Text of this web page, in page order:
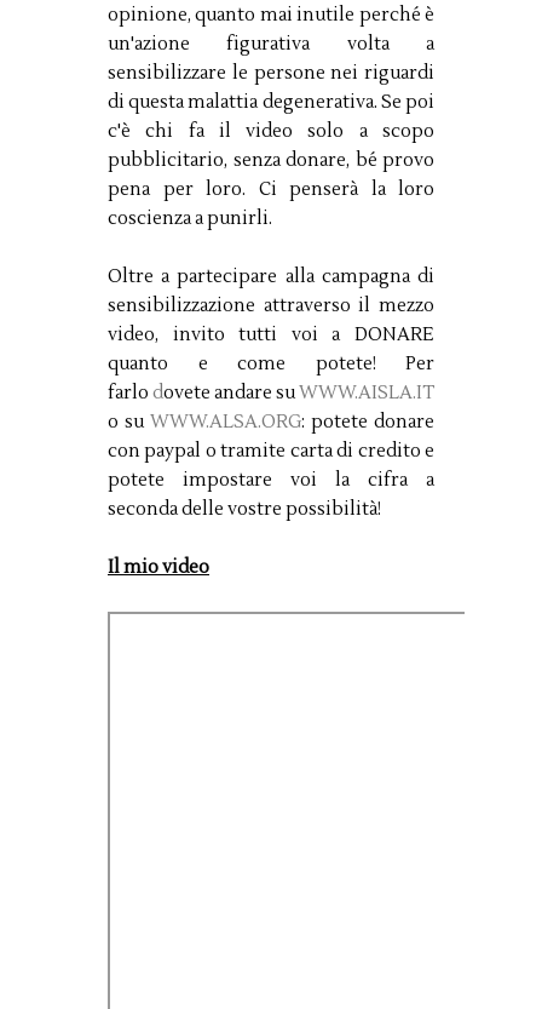
opinione, quanto mai inutile perché è
un'azione figurativa volta a
sensibilizzare le persone nei riguardi
di questa malattia degenerativa. Se poi
c'è chi fa il video solo a scopo
pubblicitario, senza donare, bé provo
pena per loro. Ci penserà la loro
coscienza a punirli.
Oltre a partecipare alla campagna di
sensibilizzazione attraverso il mezzo
video, invito tutti voi a DONARE
quanto e come potete! Per
farlo dovete andare suWWW.AISLA.IT
o su WWW.ALSA.ORG: potete donare
con paypal o tramite carta di credito e
potete impostare voi la cifra a
seconda delle vostre possibilità!
Il mio video